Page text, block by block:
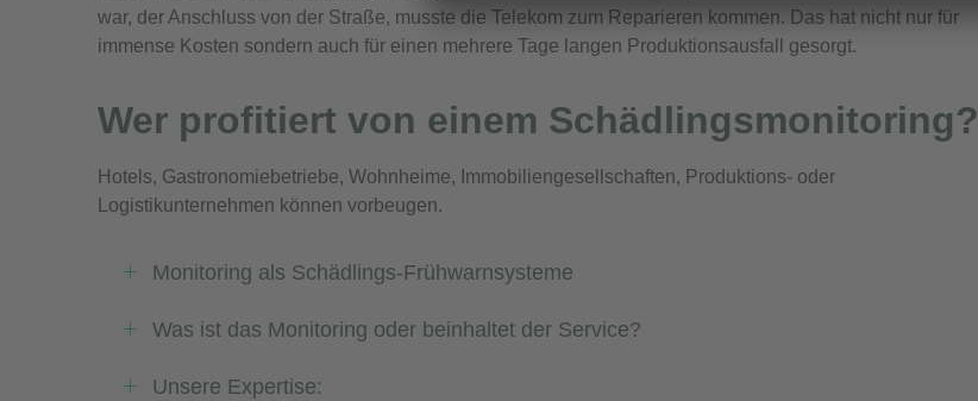
war, der Anschluss von der Straße, musste die Telekom zum Reparieren kommen. Das hat nicht nur für
immense Kosten sondern auch für einen mehrere Tage langen Produktionsausfall gesorgt.
Wer profitiert von einem Schädlingsmonitoring?
Hotels, Gastronomiebetriebe, Wohnheime, Immobiliengesellschaften, Produktions- oder
Logistikunternehmen können vorbeugen.
Monitoring als Schädlings-Frühwarnsysteme
Was ist das Monitoring oder beinhaltet der Service?
Unsere Expertise: